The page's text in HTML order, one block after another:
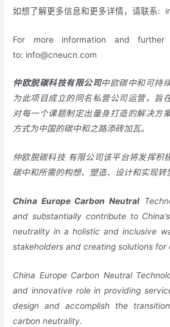
如想了解更多信息和更多详情，请联系:
For more information and
to: info@cneucn.com
仲欧脱碳科技有限公司中欧碳中和可持
为此项目成立的同名私营公司运营，旨
对每一个课题制定出量身打造的解决方
方式为中国的碳中和之路添砖加瓦。
仲欧脱碳科技 有限公司该平台将发挥积
碳中和所需的构想、塑造、设计和实现转
China EuropeCarbon Neutral
and substantially contribute to
neutrality in a holistic and inclusive
stakeholders and creating solutions for
China Europe Carbon Neutral
and innovative role in providing
design and accomplish the
carbon neutrality.